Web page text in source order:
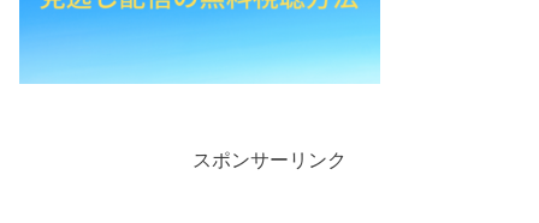
スポンサーリンク